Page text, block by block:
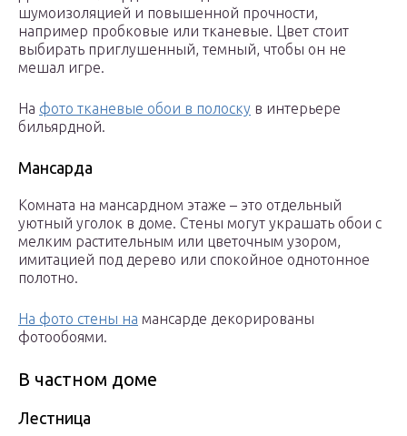
шумоизоляцией и повышенной прочности,
например пробковые или тканевые. Цвет стоит
выбирать приглушенный, темный, чтобы он не
мешал игре.
На фото тканевые обои в полоску в интерьере
бильярдной.
Мансарда
Комната на мансардном этаже – это отдельный
уютный уголок в доме. Стены могут украшать обои с
мелким растительным или цветочным узором,
имитацией под дерево или спокойное однотонное
полотно.
На фото стены на мансарде декорированы
фотообоями.
В частном доме
Лестница